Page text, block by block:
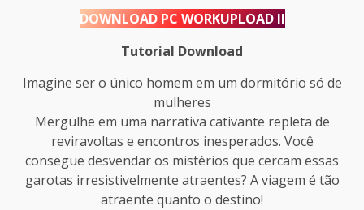
DOWNLOAD PC WORKUPLOAD II
Tutorial Download
Imagine ser o único homem em um dormitório só de
mulheres
Mergulhe em uma narrativa cativante repleta de
reviravoltas e encontros inesperados. Você
consegue desvendar os mistérios que cercam essas
garotas irresistivelmente atraentes? A viagem é tão
atraente quanto o destino!